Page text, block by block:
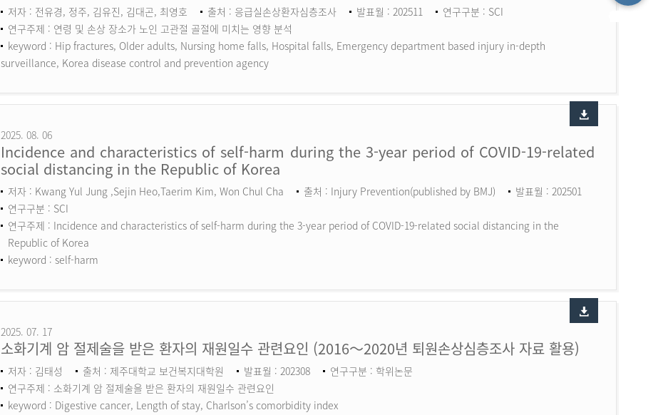
저자 : 전유경, 정주, 김유진, 김대곤, 최영호 출처 : 응급실손상환자심층조사 발표월 : 202511
연구구분 : SCI
연구주제 : 연령 및 손상 장소가 노인 고관절 골절에 미치는 영향 분석
keyword : Hip fractures, Older adults, Nursing home falls, Hospital falls, Emergency department based injury in-depth
surveillance, Korea disease control and prevention agency
2025. 08. 06
Incidence and characteristics of self-harm during the 3-year period of COVID-19-related
social distancing in the Republic of Korea
저자 : Kwang Yul Jung ,Sejin Heo,Taerim Kim, Won Chul Cha 출처 : Injury Prevention(published by BMJ)
발표월 : 202501
연구구분 : SCI
연구주제 : Incidence and characteristics of self-harm during the 3-year period of COVID-19-related social distancing in the
Republic of Korea
keyword : self-harm
2025. 07. 17
소화기계 암 절제술을 받은 환자의 재원일수 관련요인 (2016～2020년 퇴원손상심층조사 자료 활용)
저자 : 김태성 출처 : 제주대학교 보건복지대학원 발표월 : 202308
연구구분 : 학위논문
연구주제 : 소화기계 암 절제술을 받은 환자의 재원일수 관련요인
keyword : Digestive cancer, Length of stay, Charlson’s comorbidity index